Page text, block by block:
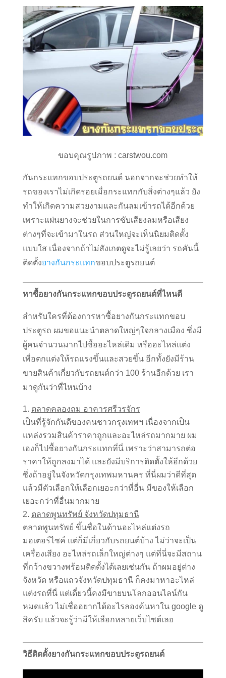
ขอบคุณรูปภาพ : carstwou.com
กันกระแทกขอบประตูรถยนต์ นอกจากจะช่วยทำให้
รถของเราไม่เกิดรอยเมื่อกระแทกกับสิ่งต่างๆแล้ว ยัง
ทำให้เกิดความสวยงามและกันลมเข้ารถได้อีกด้วย
เพราะแผ่นยางจะช่วยในการซับเสียงลมหรือเสียง
ต่างๆที่จะเข้ามาในรถ ส่วนใหญ่จะเห็นนิยมติดตั้ง
แบบใส เนื่องจากถ้าไม่สังเกตดูจะไม่รู้เลยว่า รถคันนี้
ติดตั้งยางกันกระแทกขอบประตูรถยนต์
หาซื้อยางกันกระแทกขอบประตูรถยนต์ที่ไหนดี
สำหรับใครที่ต้องการหาซื้อยางกันกระแทกขอบ
ประตูรถ ผมขอแนะนำตลาดใหญ่ๆใจกลางเมือง ซึ่งมี
ผู้คนจำนวนมากไปซื้ออะไหล่เดิม หรืออะไหล่แต่ง
เพื่อตกแต่งให้รถแรงขึ้นและสวยขึ้น อีกทั้งยังมีร้าน
ขายสินค้าเกี่ยวกับรถยนต์กว่า 100 ร้านอีกด้วย เรา
มาดูกันว่าที่ไหนบ้าง
ตลาดคลองถม อาคารศรีวรจักร
เป็นที่รู้จักกันดีของคนชาวกรุงเทพฯ เนื่องจากเป็น
แหล่งรวมสินค้าราคาถูกและอะไหล่รถมากมาย ผม
เองก็ไปซื้อยางกันกระแทกที่นี่ เพราะว่าสามารถต่อ
ราคาให้ถูกลงมาได้ และยังมีบริการติดตั้งให้อีกด้วย
ซึ่งถ้าอยู่ในจังหวัดกรุงเทพมหานคร ที่นี่ผมว่าดีที่สุด
แล้วมีตัวเลือกให้เลือกเยอะกว่าที่อื่น มีของให้เลือก
เยอะกว่าที่อื่นมากมาย
ตลาดพูนทรัพย์ จังหวัดปทุมธานี
ตลาดพูนทรัพย์ ขึ้นชื่อในด้านอะไหล่แต่งรถ
มอเตอร์ไซค์ แต่ก็มีเกี่ยวกับรถยนต์บ้าง ไม่ว่าจะเป็น
เครื่องเสียง อะไหล่รถเล็กใหญ่ต่างๆ แต่ที่นี่จะมีสถาน
ที่กว้างขวางพร้อมติดตั้งได้เลยเช่นกัน ถ้าผมอยู่ต่าง
จังหวัด หรือแถวจังหวัดปทุมธานี ก็คงมาหาอะไหล่
แต่งรถที่นี่ แต่เดี๋ยวนี้คงมีขายบนโลกออนไลน์กัน
หมดแล้ว ไม่เชื่ออยากได้อะไรลองค้นหาใน google ดู
สิครับ แล้วจะรู้ว่ามีให้เลือกหลายเว็บไซต์เลย
วิธีติดตั้งยางกันกระแทกขอบประตูรถยนต์